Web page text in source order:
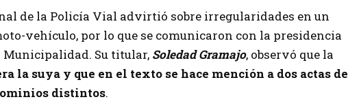
de la Policía Vial advirtió sobre irregularidades en un
vehículo, por lo que se comunicaron con la presidencia
Municipalidad. Su titular, Soledad Gramajo, observó que la
la suya y que en el texto se hace mención a dos actas de
distintos.